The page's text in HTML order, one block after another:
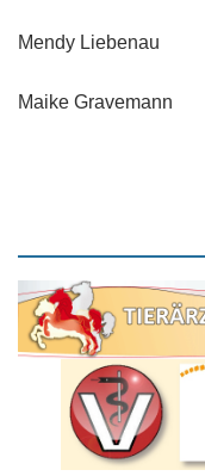
Mendy Liebenau
Maike Gravemann